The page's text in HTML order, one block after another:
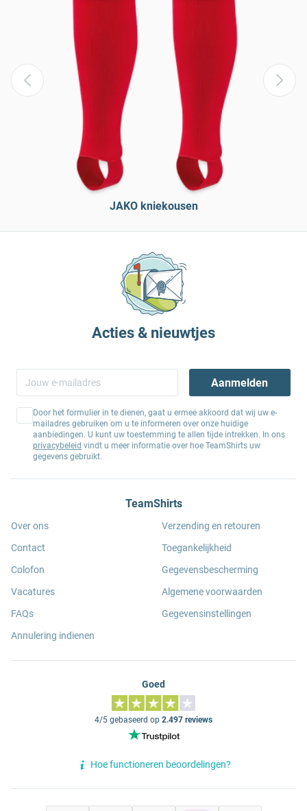
JAKO kniekousen
Acties & nieuwtjes
Aanmelden
Door het formulier in te dienen, gaat u ermee akkoord dat wij uw e-
mailadres gebruiken om u te informeren over onze huidige
aanbiedingen. U kunt uw toestemming te allen tijde intrekken. In ons
privacybeleid vindt u meer informatie over hoe TeamShirts uw
gegevens gebruikt.
TeamShirts
Over ons
Contact
Colofon
Vacatures
FAQs
Annulering indienen
Verzending en retouren
Toegankelijkheid
Gegevensbescherming
Algemene voorwaarden
Gegevensinstellingen
Goed
4/5 gebaseerd op 2.497 reviews
Hoe functioneren beoordelingen?